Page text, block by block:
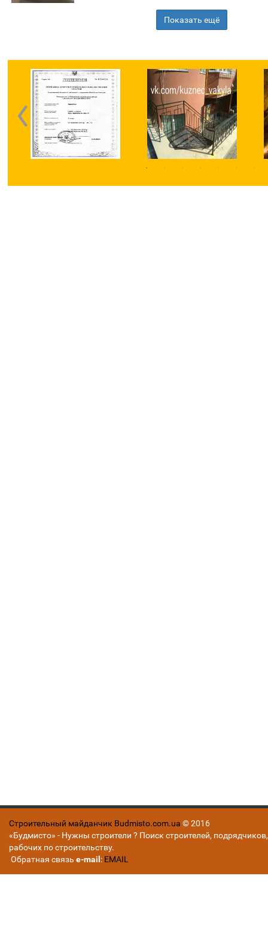
Показать ещё
Строительный майданчик Budmisto.com.ua © 2016
«Будмисто» - Нужны строители ? Поиск строителей, подрядчиков,
рабочих по строительству.
Обратная связь e-mail : EMAIL